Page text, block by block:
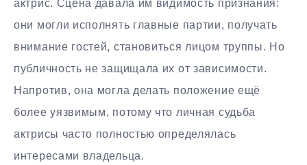
актрис. Сцена давала им видимость признания:
они могли исполнять главные партии, получать
внимание гостей, становиться лицом труппы. Но
публичность не защищала их от зависимости.
Напротив, она могла делать положение ещё
более уязвимым, потому что личная судьба
актрисы часто полностью определялась
интересами владельца.